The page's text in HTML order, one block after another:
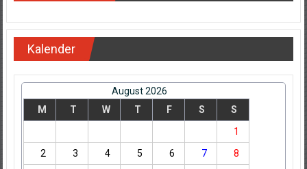
Kalender
August 2026
M
T W T F S S
1
2
3 4 5 6 7
8